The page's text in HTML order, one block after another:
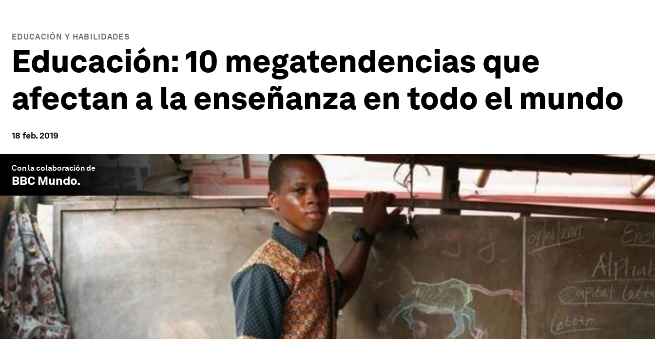
EDUCACIÓN Y HABILIDADES
Educación: 10 megatendencias que
afectan a la enseñanza en todo el mundo
18 feb. 2019
Con la colaboración de
BBC Mundo.